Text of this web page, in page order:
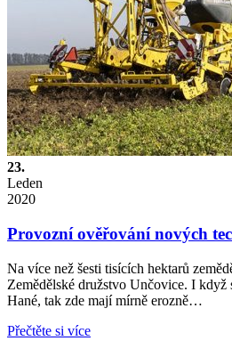
23.
Leden
2020
Provozní ověřování nových
Na více než šesti tisících hektarů
Zemědělské družstvo Unčovice. I když
Hané, tak zde mají mírně erozně…
Přečtěte si více